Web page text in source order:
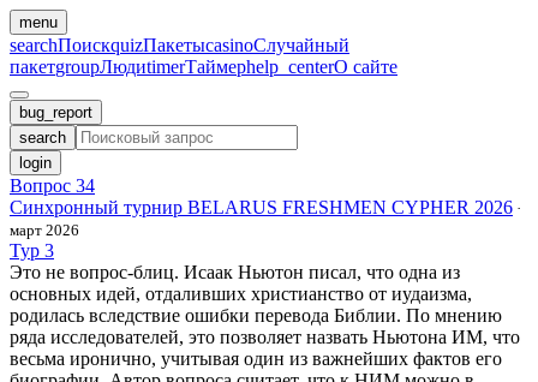
menu
searchПоискquizПакетыcasinoСлучайный
пакетgroupЛюдиtimerТаймерhelp_centerО сайте
bug_report
search
login
Вопрос 34
Синхронный турнир BELARUS FRESHMEN CYPHER 2026 ·
март 2026
Тур 3
Это не вопрос-блиц. Исаак Ньютон писал, что одна из
основных идей, отдаливших христианство от иудаизма,
родилась вследствие ошибки перевода Библии. По мнению
ряда исследователей, это позволяет назвать Ньютона ИМ, что
весьма иронично, учитывая один из важнейших фактов его